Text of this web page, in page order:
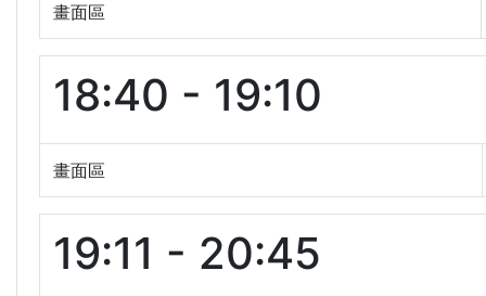
畫面區
18:40 - 19:10
畫面區
19:11 - 20:45